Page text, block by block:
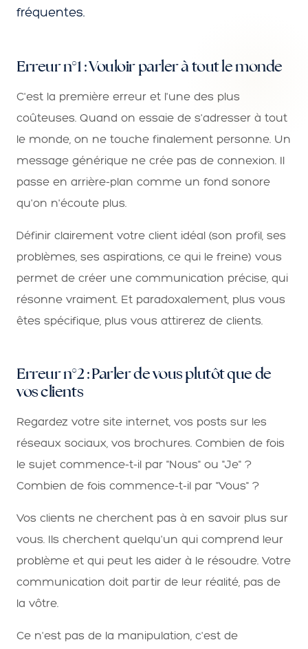
fréquentes.
Erreur n°1 : Vouloir parler à tout le monde
C'est la première erreur et l'une des plus
coûteuses. Quand on essaie de s'adresser à tout
le monde, on ne touche finalement personne. Un
message générique ne crée pas de connexion. Il
passe en arrière-plan comme un fond sonore
qu'on n'écoute plus.
Définir clairement votre client idéal (son profil, ses
problèmes, ses aspirations, ce qui le freine) vous
permet de créer une communication précise, qui
résonne vraiment. Et paradoxalement, plus vous
êtes spécifique, plus vous attirerez de clients.
Erreur n°2 : Parler de vous plutôt que de
vos clients
Regardez votre site internet, vos posts sur les
réseaux sociaux, vos brochures. Combien de fois
le sujet commence-t-il par "Nous" ou "Je" ?
Combien de fois commence-t-il par "Vous" ?
Vos clients ne cherchent pas à en savoir plus sur
vous. Ils cherchent quelqu'un qui comprend leur
problème et qui peut les aider à le résoudre. Votre
communication doit partir de leur réalité, pas de
la vôtre.
Ce n'est pas de la manipulation, c'est de